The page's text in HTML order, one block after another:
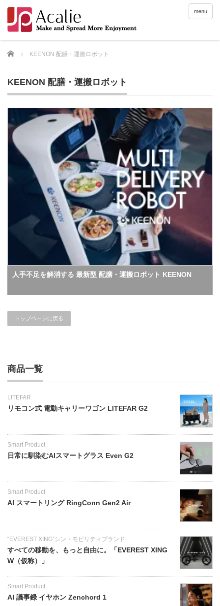
menu
Home KEENON 配膳・運搬ロボット
KEENON 配膳・運搬ロボット
人手不足を解消する 最新型 配膳・運搬ロボット KEENON
トップページに戻る
商品一覧
LITEFAR
リモコン式 電動キャリーワゴン LITEFAR G2
Smart Product
日常に馴染むAIスマートグラス Even G2
Smart Product
AI スマートリング RingConn Gen2 Air
“EVEREST XING”シン・モビリティブランド
すべての移動を、もっと自由に。「EVEREST XING
W（仮称）」
Smart Product
AI 議事録 イヤホン Zenchord 1